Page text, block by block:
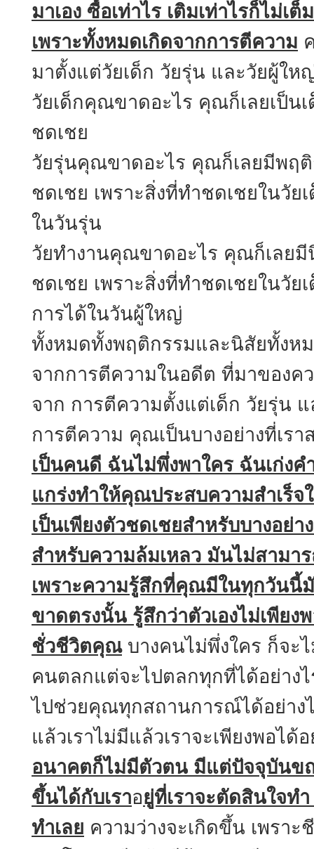
มาเอง ซื้อเท่าไร เติมเท่าไรก็ไม่
เพราะทั้งหมดเกิดจากการตีความ
มาตั้งแต่วัยเด็ก วัยรุ่น และวัยผู้ให
วัยเด็กคุณขาดอะไร คุณก็เลยเป็น
ชดเชย
วัยรุ่นคุณขาดอะไร คุณก็เลยมีพฤติ
ชดเชย เพราะสิ่งที่ทำชดเชยในวัย
ในวันรุ่น
วัยทำงานคุณขาดอะไร คุณก็เลยมี
ชดเชย เพราะสิ่งที่ทำชดเชยในวัย
การได้ในวันผู้ใหญ่
ทั้งหมดทั้งพฤติกรรมและนิสัยทั้งห
จากการตีความในอดีต ที่มาของค
จาก การตีความตั้งแต่เด็ก วัยรุ่น
การตีความ คุณเป็นบางอย่างที่เรา
เป็นคนดี ฉันไม่พึ่งพาใคร ฉันเก่ง
แกร่งทำให้คุณประสบความสำเร็
เป็นเพียงตัวชดเชยสำหรับบางอย่
สำหรับความล้มเหลว มันไม่สามา
เพราะความรู้สึกที่คุณมีในทุกวันนี้
ขาดตรงนั้น รู้สึกว่าตัวเองไม่เพีย
ชั่วชีวิตคุณบางคนไม่พึ่งใคร ก็จะ
คนตลกแต่จะไปตลกทุกที่ได้อย่าง
ไปช่วยคุณทุกสถานการณ์ได้อย่าง
แล้วเราไม่มีแล้วเราจะเพียงพอได้
อนาคตก็ไม่มีตัวตน มีแต่ปัจจุบันข
ขึ้นได้กับเราอยู่ที่เราจะตัดสินใจท
ทำเลย ความว่างจะเกิดขึ้น เพราะ